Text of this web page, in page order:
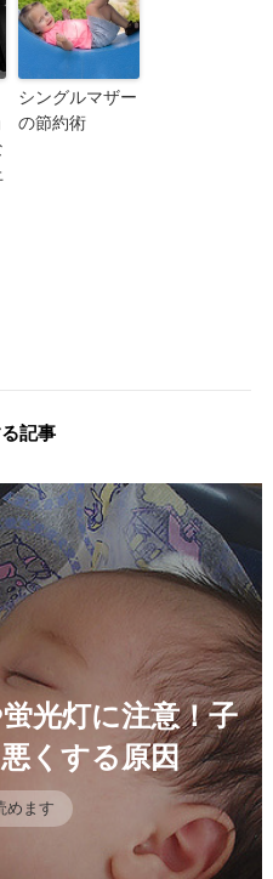
シングルマザー
の節約術
記事
光灯に注意！子
くする原因
めます